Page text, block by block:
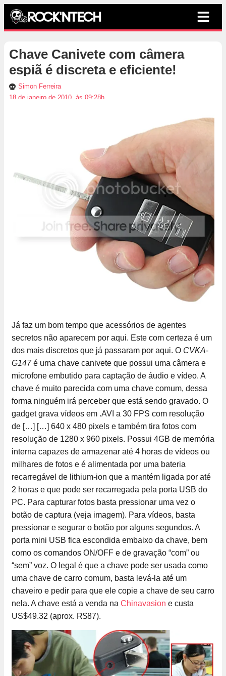
Chave Canivete com câmera
espiã é discreta e eficiente!
Simon Ferreira
18 de janeiro de 2010, às 09:28h
Já faz um bom tempo que acessórios de agentes
secretos não aparecem por aqui. Este com certeza é um
dos mais discretos que já passaram por aqui. O CVKA-
G147é uma chave canivete que possui uma câmera e
microfone embutido para captação de áudio e vídeo. A
chave é muito parecida com uma chave comum, dessa
forma ninguém irá perceber que está sendo gravado. O
gadget grava vídeos em .AVI a 30 FPS com resolução
de […] […] 640 x 480 pixels e também tira fotos com
resolução de 1280 x 960 pixels. Possui 4GB de memória
interna capazes de armazenar até 4 horas de vídeos ou
milhares de fotos e é alimentada por uma bateria
recarregável de lithium-ion que a mantém ligada por até
2 horas e que pode ser recarregada pela porta USB do
PC. Para capturar fotos basta pressionar uma vez o
botão de captura (veja imagem). Para vídeos, basta
pressionar e segurar o botão por alguns segundos. A
porta mini USB fica escondida embaixo da chave, bem
como os comandos ON/OFF e de gravação “com” ou
“sem” voz. O legal é que a chave pode ser usada como
uma chave de carro comum, basta levá-la até um
chaveiro e pedir para que ele copie a chave de seu carro
nela. A chave está a venda na Chinavasion e custa
US$49.32 (aprox. R$87).